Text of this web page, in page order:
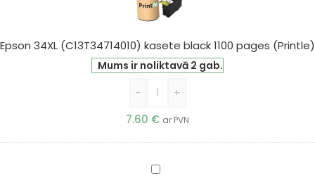
kasete
black
1100
pages
(Printle)
Epson 34XL (C13T34714010) kasete black 1100 pages (Printle)
Mums ir noliktavā 2 gab.
-
+
7.60 € ar PVN
Epson